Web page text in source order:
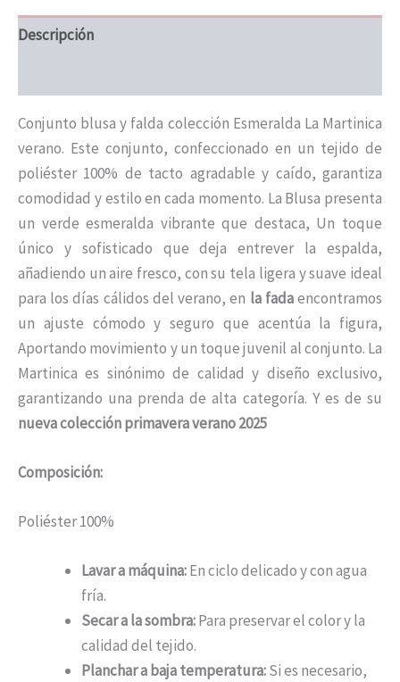
Descripción
Conjunto blusa y falda colección Esmeralda La Martinica
verano. Este conjunto, confeccionado en un tejido de
poliéster 100% de tacto agradable y caído, garantiza
comodidad y estilo en cada momento. La Blusa presenta
un verde esmeralda vibrante que destaca, Un toque
único y sofisticado que deja entrever la espalda,
añadiendo un aire fresco, con su tela ligera y suave ideal
para los días cálidos del verano, en la fadaencontramos
un ajuste cómodo y seguro que acentúa la figura,
Aportando movimiento y un toque juvenil al conjunto. La
Martinica es sinónimo de calidad y diseño exclusivo,
garantizando una prenda de alta categoría. Y es de su
nueva colección primavera verano 2025
Composición:
Poliéster 100%
Lavar a máquina:En ciclo delicado y con agua
fría.
Secar a la sombra:Para preservar el color y la
calidad del tejido.
Planchar a baja temperatura:Si es necesario,